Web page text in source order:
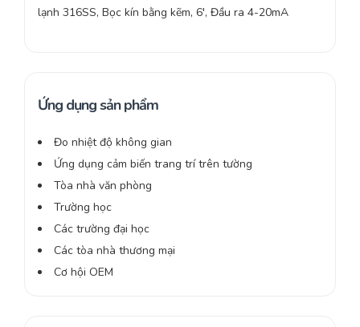
lạnh 316SS, Bọc kín bằng kẽm, 6′, Đầu ra 4-20mA
Ứng dụng sản phẩm
Đo nhiệt độ không gian
Ứng dụng cảm biến trang trí trên tường
Tòa nhà văn phòng
Trường học
Các trường đại học
Các tòa nhà thương mại
Cơ hội OEM